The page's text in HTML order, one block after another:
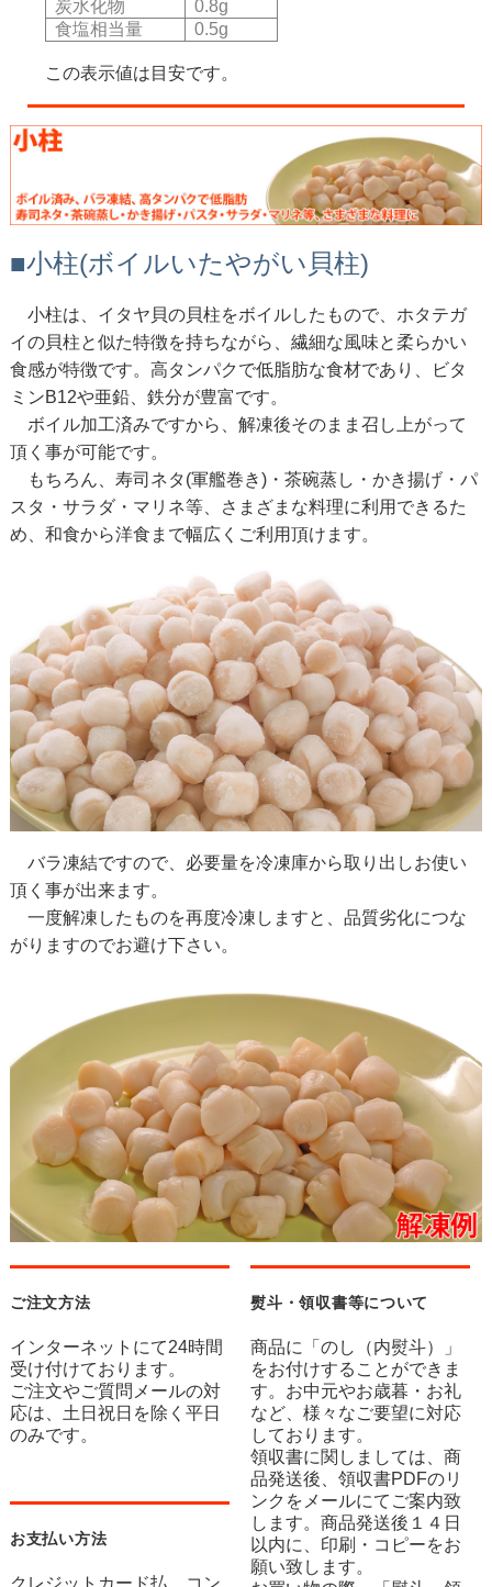
炭水化物
0.8g
食塩相当量
0.5g
この表示値は目安です。
■小柱(ボイルいたやがい貝柱)
小柱は、イタヤ貝の貝柱をボイルしたもので、ホタテガ
イの貝柱と似た特徴を持ちながら、繊細な風味と柔らかい
食感が特徴です。高タンパクで低脂肪な食材であり、ビタ
ミンB12や亜鉛、鉄分が豊富です。
ボイル加工済みですから、解凍後そのまま召し上がって
頂く事が可能です。
もちろん、寿司ネタ(軍艦巻き)・茶碗蒸し・かき揚げ・パ
スタ・サラダ・マリネ等、さまざまな料理に利用できるた
め、和食から洋食まで幅広くご利用頂けます。
バラ凍結ですので、必要量を冷凍庫から取り出しお使い
頂く事が出来ます。
一度解凍したものを再度冷凍しますと、品質劣化につな
がりますのでお避け下さい。
ご注文方法
インターネットにて24時間
受け付けております。
ご注文やご質問メールの対
応は、土日祝日を除く平日
のみです。
お支払い方法
クレジットカード払、コン
熨斗・領収書等について
商品に「のし（内熨斗）」
をお付けすることができま
す。お中元やお歳暮・お礼
など、様々なご要望に対応
しております。
領収書に関しましては、商
品発送後、領収書PDFのリ
ンクをメールにてご案内致
します。商品発送後１４日
以内に、印刷・コピーをお
願い致します。